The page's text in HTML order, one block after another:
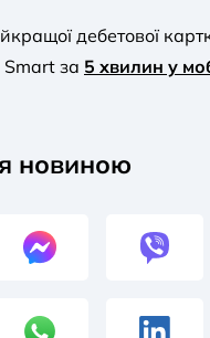
дебетової
за 5 хвилин у
новиною